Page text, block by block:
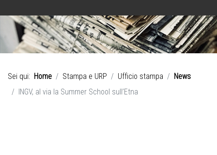
Sei qui: Home Stampa e URP Ufficio stampa
News
INGV, al via la Summer School sull’Etna